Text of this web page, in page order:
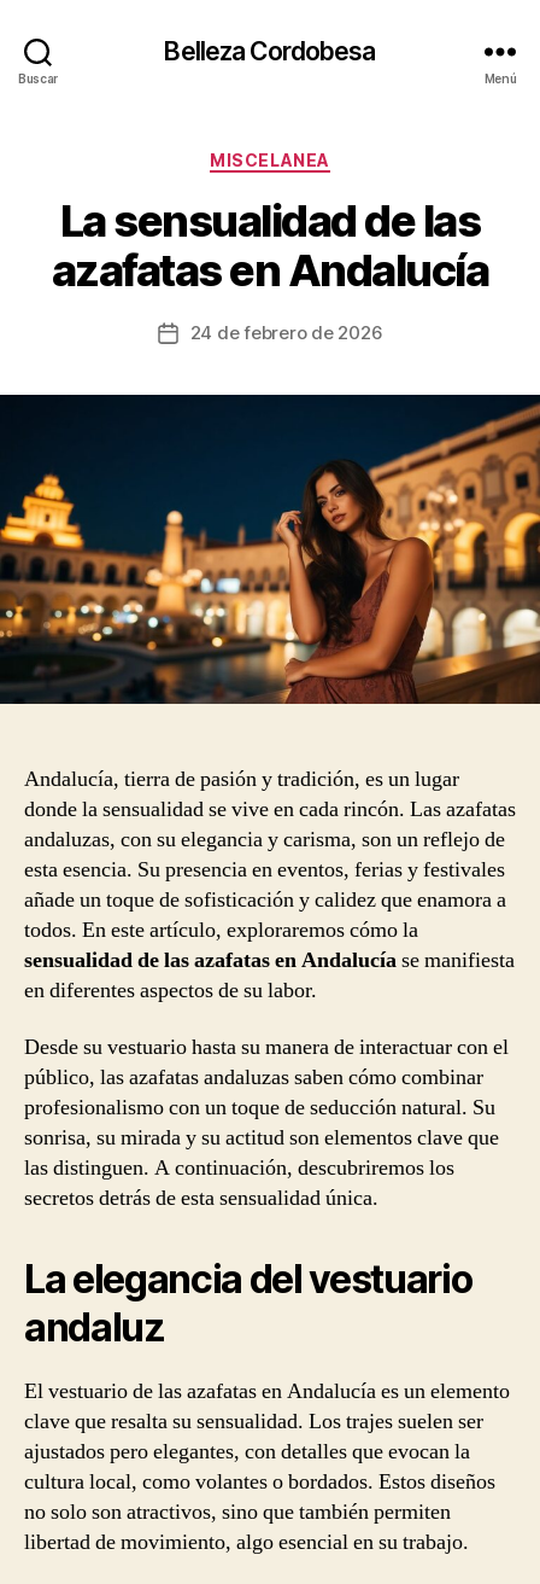
Buscar
Belleza Cordobesa
Menú
Categorías
MISCELANEA
La sensualidad de las
azafatas en Andalucía
Fecha24 de febrero de 2026
Andalucía, tierra de pasión y tradición, es un lugar
donde la sensualidad se vive en cada rincón. Las azafatas
andaluzas, con su elegancia y carisma, son un reflejo de
esta esencia. Su presencia en eventos, ferias y festivales
añade un toque de sofisticación y calidez que enamora a
todos. En este artículo, exploraremos cómo la
sensualidad de las azafatas en Andalucíase manifiesta
en diferentes aspectos de su labor.
Desde su vestuario hasta su manera de interactuar con el
público, las azafatas andaluzas saben cómo combinar
profesionalismo con un toque de seducción natural. Su
sonrisa, su mirada y su actitud son elementos clave que
las distinguen. A continuación, descubriremos los
secretos detrás de esta sensualidad única.
La elegancia del vestuario
andaluz
El vestuario de las azafatas en Andalucía es un elemento
clave que resalta su sensualidad. Los trajes suelen ser
ajustados pero elegantes, con detalles que evocan la
cultura local, como volantes o bordados. Estos diseños
no solo son atractivos, sino que también permiten
libertad de movimiento, algo esencial en su trabajo.